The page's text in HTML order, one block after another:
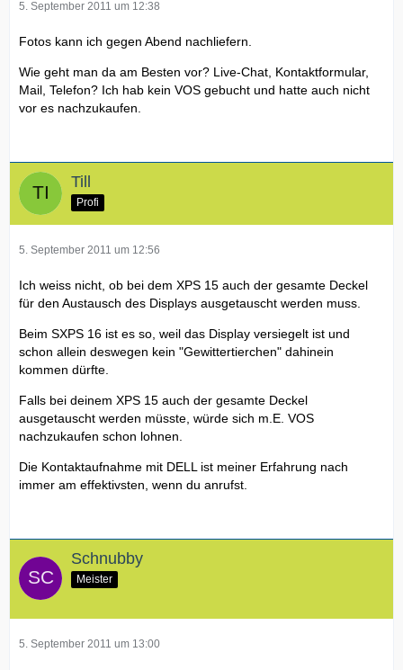
5. September 2011 um 12:38
Fotos kann ich gegen Abend nachliefern.
Wie geht man da am Besten vor? Live-Chat, Kontaktformular,
Mail, Telefon? Ich hab kein VOS gebucht und hatte auch nicht
vor es nachzukaufen.
Till
Profi
5. September 2011 um 12:56
Ich weiss nicht, ob bei dem XPS 15 auch der gesamte Deckel
für den Austausch des Displays ausgetauscht werden muss.
Beim SXPS 16 ist es so, weil das Display versiegelt ist und
schon allein deswegen kein "Gewittertierchen" dahinein
kommen dürfte.
Falls bei deinem XPS 15 auch der gesamte Deckel
ausgetauscht werden müsste, würde sich m.E. VOS
nachzukaufen schon lohnen.
Die Kontaktaufnahme mit DELL ist meiner Erfahrung nach
immer am effektivsten, wenn du anrufst.
Schnubby
Meister
5. September 2011 um 13:00